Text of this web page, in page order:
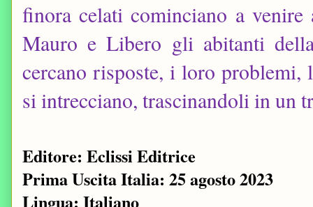
finora celati cominciano a
Mauro e Libero gli abitanti
cercano risposte, i loro
si intrecciano, trascinandoli in un
Editore: Eclissi Editrice
Prima Uscita Italia: 25 agosto 2023
Lingua: ‎Italiano